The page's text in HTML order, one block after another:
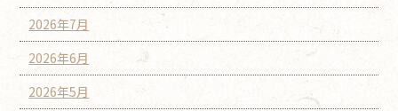
2026年7月
2026年6月
2026年5月